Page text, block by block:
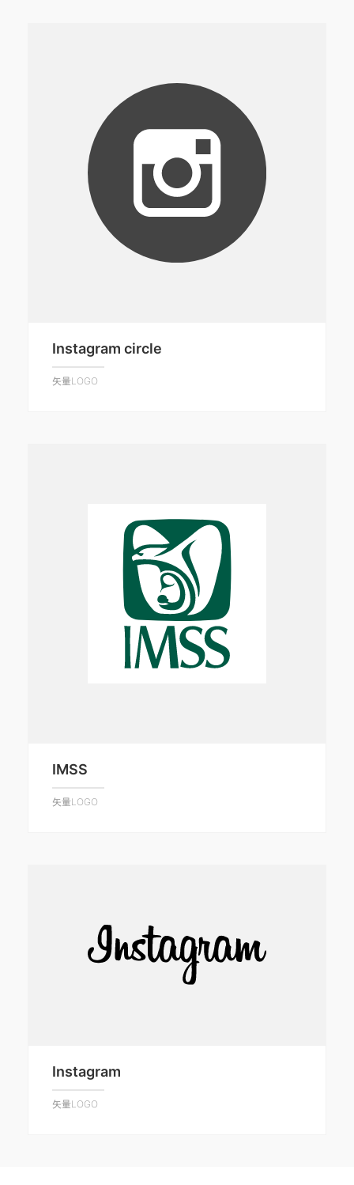
Instagram circle
矢量LOGO
IMSS
矢量LOGO
Instagram
矢量LOGO